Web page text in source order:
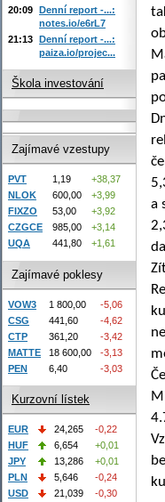
a
20:09 Denní report -...:
notes.io/e6rL7
21:13 Denní report -...:
paiza.io/projec...
Škola investování
Zajímavé vzestupy
PVT 1,19
+38,37
NLOK
600,00
+3,99
FIXZO
53,00
+3,92
CZGCE
985,00
+3,14
UQA
441,80 +1,61
Zajímavé poklesy
VOW3 1 800,00
-5,06
CSG
441,60
-4,62
CTP
361,20
-3,42
MATTE
18 600,00
-3,13
PEN
6,40 -3,03
Kurzovní lístek
EUR 24,265
-0,22
HUF
6,654
+0,01
JPY
13,286
+0,01
PLN
5,646
-0,24
USD
21,039 -0,30